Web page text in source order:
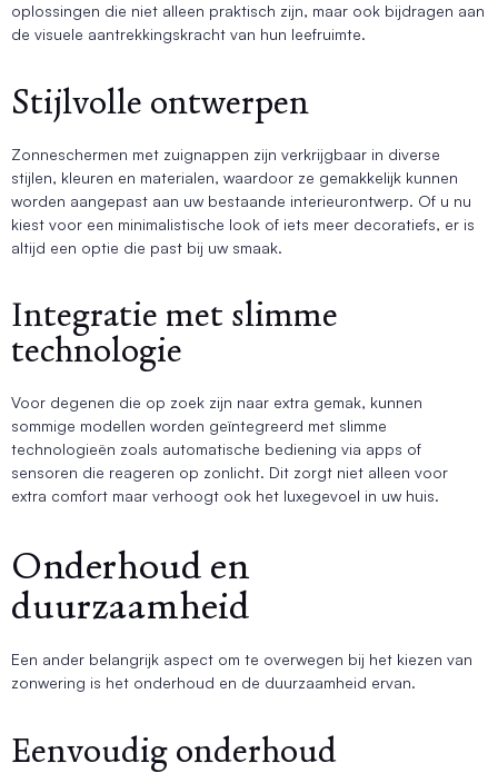
oplossingen die niet alleen praktisch zijn, maar ook bijdragen aan
de visuele aantrekkingskracht van hun leefruimte.
Stijlvolle ontwerpen
Zonneschermen met zuignappen zijn verkrijgbaar in diverse
stijlen, kleuren en materialen, waardoor ze gemakkelijk kunnen
worden aangepast aan uw bestaande interieurontwerp. Of u nu
kiest voor een minimalistische look of iets meer decoratiefs, er is
altijd een optie die past bij uw smaak.
Integratie met slimme
technologie
Voor degenen die op zoek zijn naar extra gemak, kunnen
sommige modellen worden geïntegreerd met slimme
technologieën zoals automatische bediening via apps of
sensoren die reageren op zonlicht. Dit zorgt niet alleen voor
extra comfort maar verhoogt ook het luxegevoel in uw huis.
Onderhoud en
duurzaamheid
Een ander belangrijk aspect om te overwegen bij het kiezen van
zonwering is het onderhoud en de duurzaamheid ervan.
Eenvoudig onderhoud